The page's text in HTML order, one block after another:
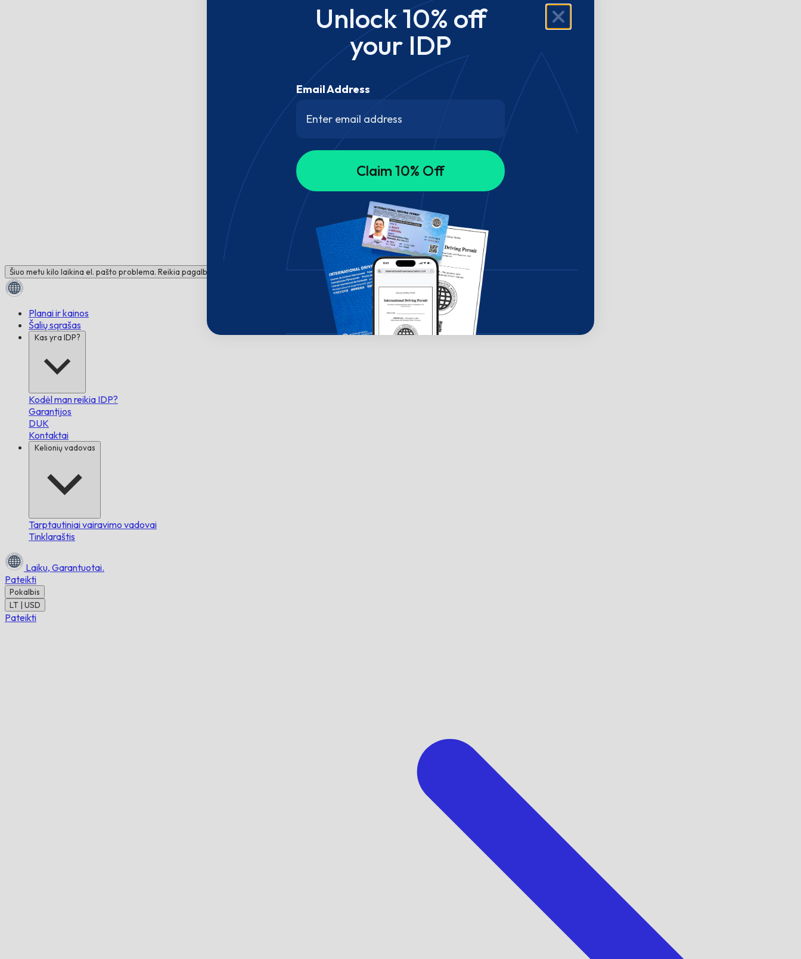
Šiuo metu kilo laikina el. pašto problema. Reikia pagalbos? Susisiekite su mumis pokalbių lange!
Planai ir kainos
Šalių sąrašas
Kas yra IDP?
Kodėl man reikia IDP?
Garantijos
DUK
Kontaktai
Kelionių vadovas
Tarptautiniai vairavimo vadovai
Tinklaraštis
Laiku, Garantuotai.
Pateikti
Pokalbis
LT | USD
Pateikti
Unlock 10% off
your IDP
Email Address
Claim 10% Off